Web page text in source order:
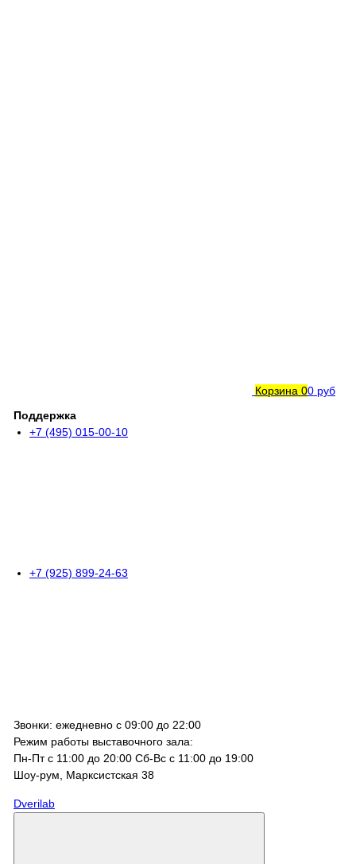
Корзина 00 руб
Поддержка
+7 (495) 015-00-10
+7 (925) 899-24-63
Звонки: ежедневно с 09:00 до 22:00
Режим работы выставочного зала:
Пн-Пт с 11:00 до 20:00 Сб-Вс с 11:00 до 19:00
Шоу-рум, Марксистcкая 38
Dverilab